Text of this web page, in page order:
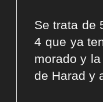
Se trata de
4 que ya
morado y
de Harad y